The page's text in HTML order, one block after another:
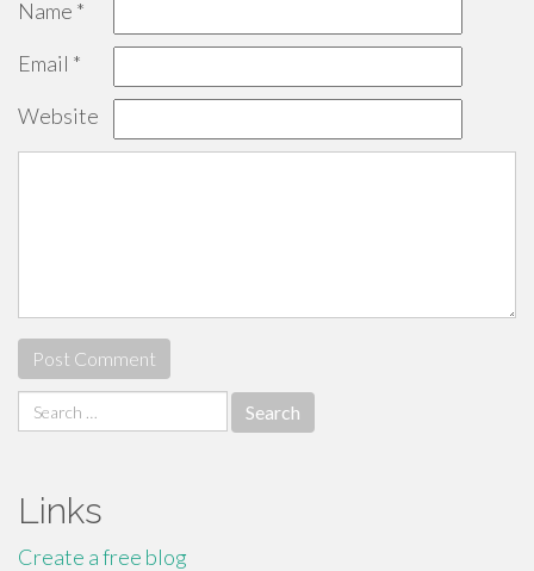
Name *
Email *
Website
Search
for:
Links
Create a free blog